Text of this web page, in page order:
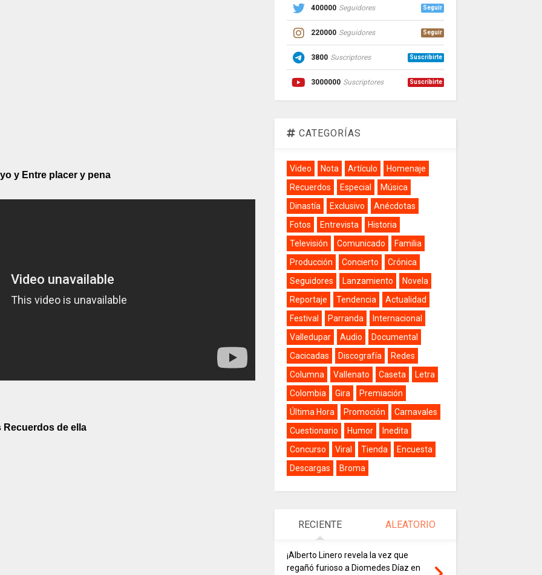
y Entre placer y pena
Recuerdos de ella
400000 Seguidores Seguir
220000 Seguidores Seguir
3800 Suscriptores Suscribirte
3000000 Suscriptores Suscribirte
CATEGORÍAS
Video Nota Artículo
Homenaje
Recuerdos
Especial
Música
Dinastía
Exclusivo
Anécdotas
Fotos
Entrevista
Historia
Televisión
Comunicado
Familia
Producción
Concierto
Crónica
Seguidores
Lanzamiento
Novela
Reportaje
Tendencia
Actualidad
Festival
Parranda
Internacional
Valledupar
Audio
Documental
Cacicadas
Discografía
Redes
Columna
Vallenato Caseta
Letra
Colombia
Gira
Premiación
Última Hora
Promoción
Carnavales
Cuestionario
Humor
Inedita
Concurso
Viral Tienda
Encuesta
Descargas
Broma
RECIENTE ALEATORIO
¡Alberto Linero revela la vez que
regañó furioso a Diomedes Díaz en